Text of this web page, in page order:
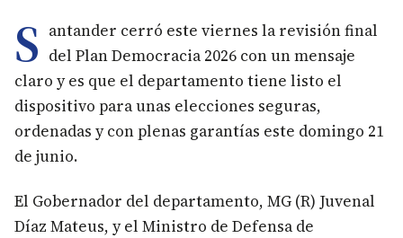
S antander cerró este viernes la revisión final
del Plan Democracia 2026 con un mensaje
claro y es que el departamento tiene listo el
dispositivo para unas elecciones seguras,
ordenadas y con plenas garantías este domingo 21
de junio.
El Gobernador del departamento, MG (R) Juvenal
Díaz Mateus, y el Ministro de Defensa de